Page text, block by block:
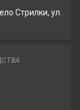
Стрилки, ул.